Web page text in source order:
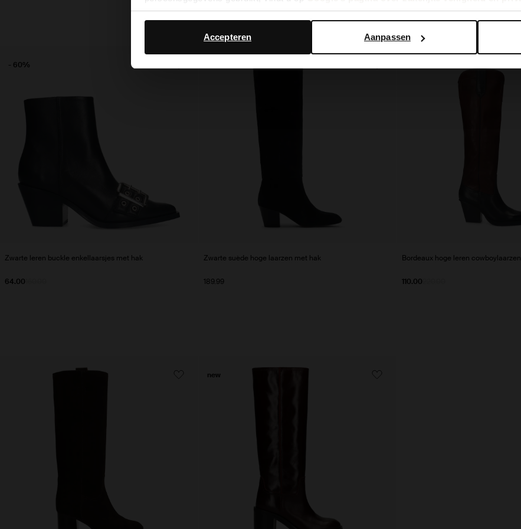
Aanpassen
Accepteren
Zwarte leren buckle enkellaarsjes met hak
64.00
- 60%
Zwarte suède hoge laarzen met hak
189.99
Bordeaux hoge leren cowboylaarzen
110.00
new